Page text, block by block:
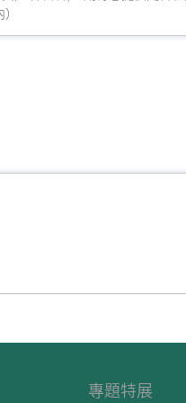
專題特展